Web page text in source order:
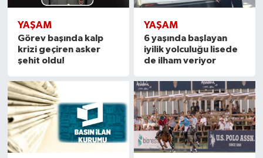
YAŞAM
Görev başında kalp
krizi geçiren asker
şehit oldu!
YAŞAM
6 yaşında başlayan
iyilik yolculuğu lisede
de ilham veriyor